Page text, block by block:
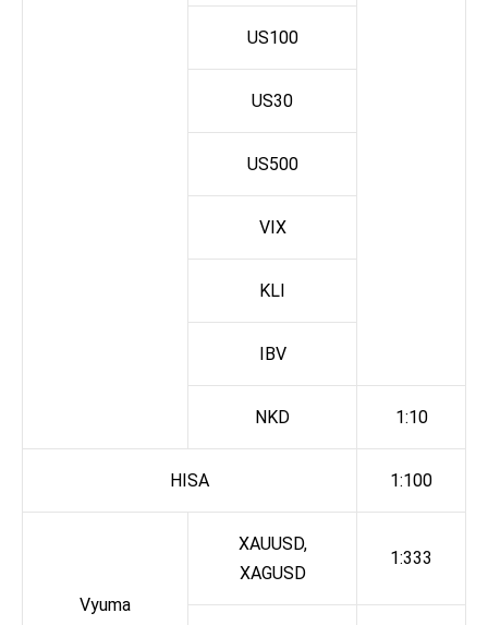
US100
US30
US500
VIX
KLI
IBV
NKD 1:10
HISA 1:100
Vyuma
XAUUSD,
XAGUSD
1:333